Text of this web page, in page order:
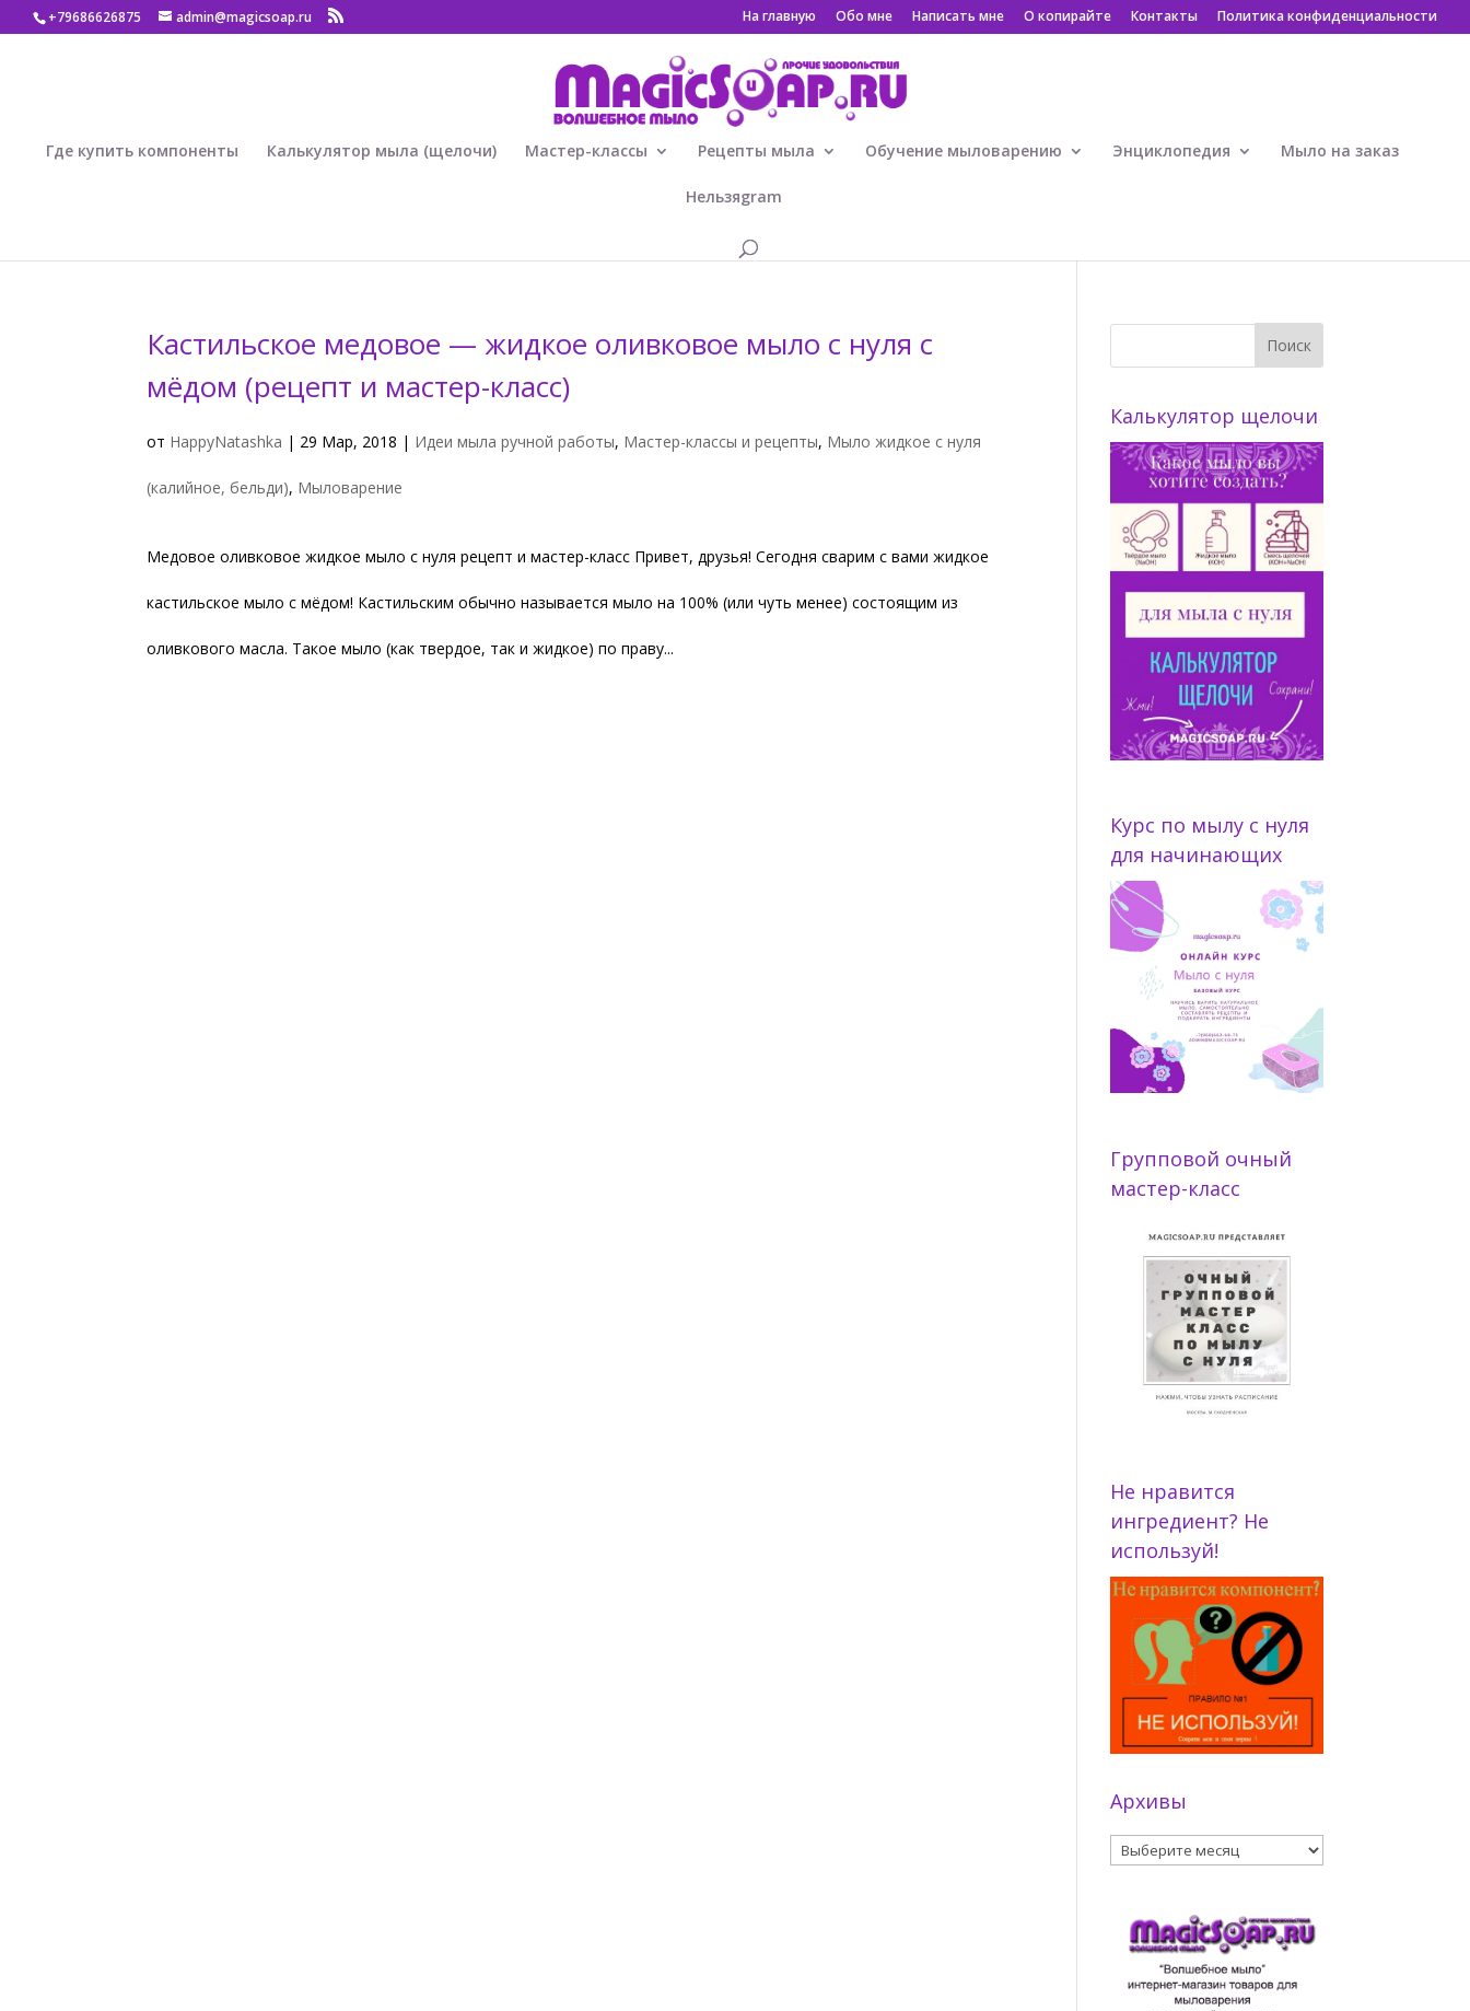
+79686626875 admin@magicsoap.ru На главную Обо мне Написать мне О копирайте Контакты Политика конфиденциальности
Где купить компоненты Калькулятор мыла (щелочи) Мастер-классы Рецепты мыла Обучение мыловарению Энциклопедия Мыло на заказ
Нельзяgram
Кастильское медовое — жидкое оливковое мыло с нуля с
мёдом (рецепт и мастер-класс)
от HappyNatashka | 29 Мар, 2018 | Идеи мыла ручной работы, Мастер-классы и рецепты, Мыло жидкое с нуля
(калийное, бельди), Мыловарение
Медовое оливковое жидкое мыло с нуля рецепт и мастер-класс Привет, друзья! Сегодня сварим с вами жидкое
кастильское мыло с мёдом! Кастильским обычно называется мыло на 100% (или чуть менее) состоящим из
оливкового масла. Такое мыло (как твердое, так и жидкое) по праву...
Калькулятор щелочи
Курс по мылу с нуля
для начинающих
Групповой очный
мастер-класс
Не нравится
ингредиент? Не
используй!
Архивы
Архивы